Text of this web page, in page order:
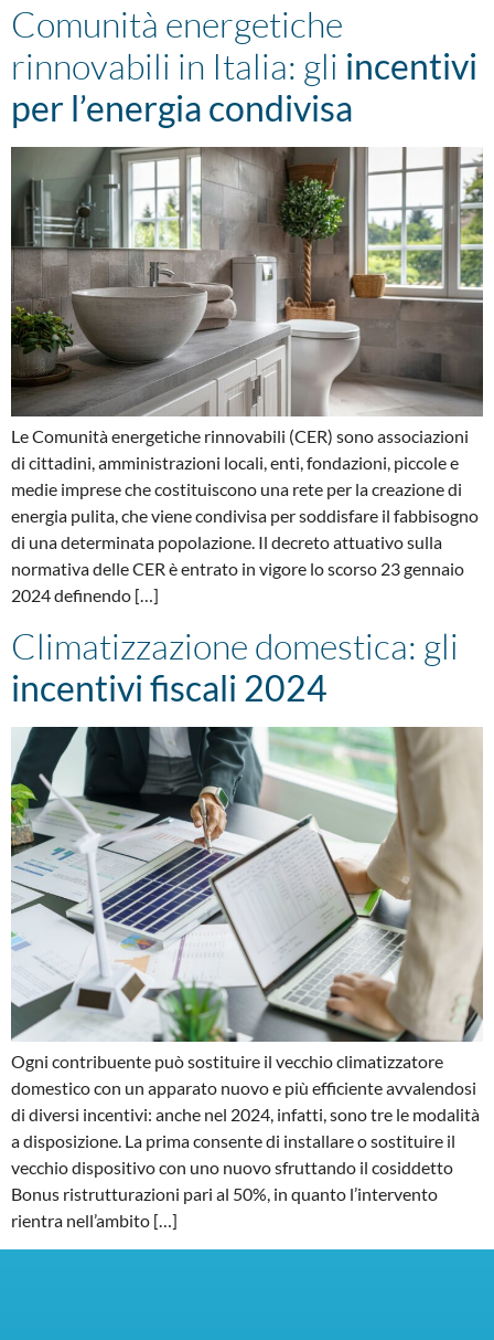
Comunità energetiche
rinnovabili in Italia: gli incentivi
per l’energia condivisa
Le Comunità energetiche rinnovabili (CER) sono associazioni
di cittadini, amministrazioni locali, enti, fondazioni, piccole e
medie imprese che costituiscono una rete per la creazione di
energia pulita, che viene condivisa per soddisfare il fabbisogno
di una determinata popolazione. Il decreto attuativo sulla
normativa delle CER è entrato in vigore lo scorso 23 gennaio
2024 definendo […]
Climatizzazione domestica: gli
incentivi fiscali 2024
Ogni contribuente può sostituire il vecchio climatizzatore
domestico con un apparato nuovo e più efficiente avvalendosi
di diversi incentivi: anche nel 2024, infatti, sono tre le modalità
a disposizione. La prima consente di installare o sostituire il
vecchio dispositivo con uno nuovo sfruttando il cosiddetto
Bonus ristrutturazioni pari al 50%, in quanto l’intervento
rientra nell’ambito […]